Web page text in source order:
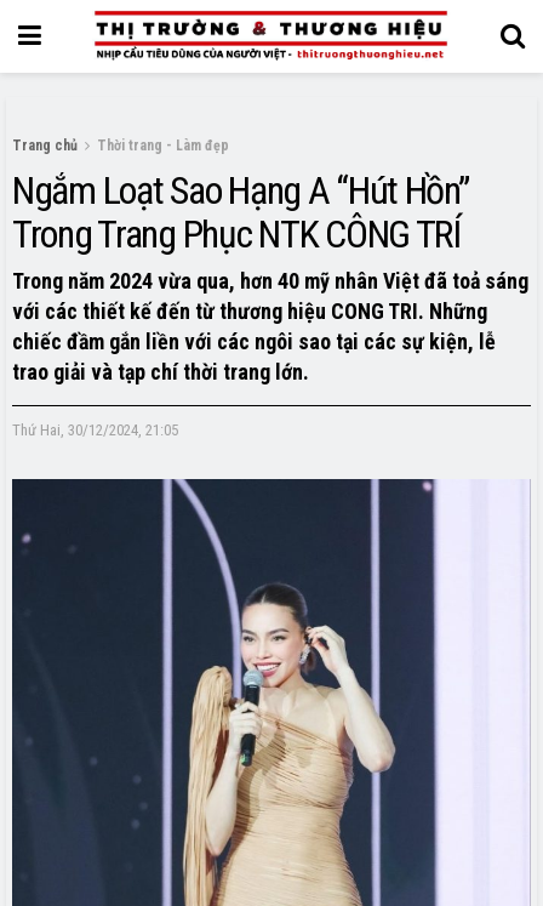
Trang chủ Thời trang - Làm đẹp
Ngắm Loạt Sao Hạng A “Hút Hồn”
Trong Trang Phục NTK CÔNG TRÍ
Trong năm 2024 vừa qua, hơn 40 mỹ nhân Việt đã toả sáng
với các thiết kế đến từ thương hiệu CONG TRI. Những
chiếc đầm gắn liền với các ngôi sao tại các sự kiện, lễ
trao giải và tạp chí thời trang lớn.
Thứ Hai, 30/12/2024, 21:05